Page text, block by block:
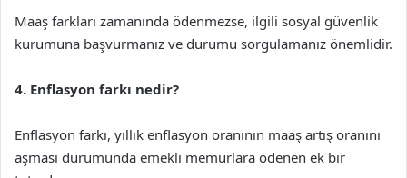
Maaş farkları zamanında ödenmezse, ilgili sosyal güvenlik
kurumuna başvurmanız ve durumu sorgulamanız önemlidir.
4. Enflasyon farkı nedir?
Enflasyon farkı, yıllık enflasyon oranının maaş artış oranını
aşması durumunda emekli memurlara ödenen ek bir